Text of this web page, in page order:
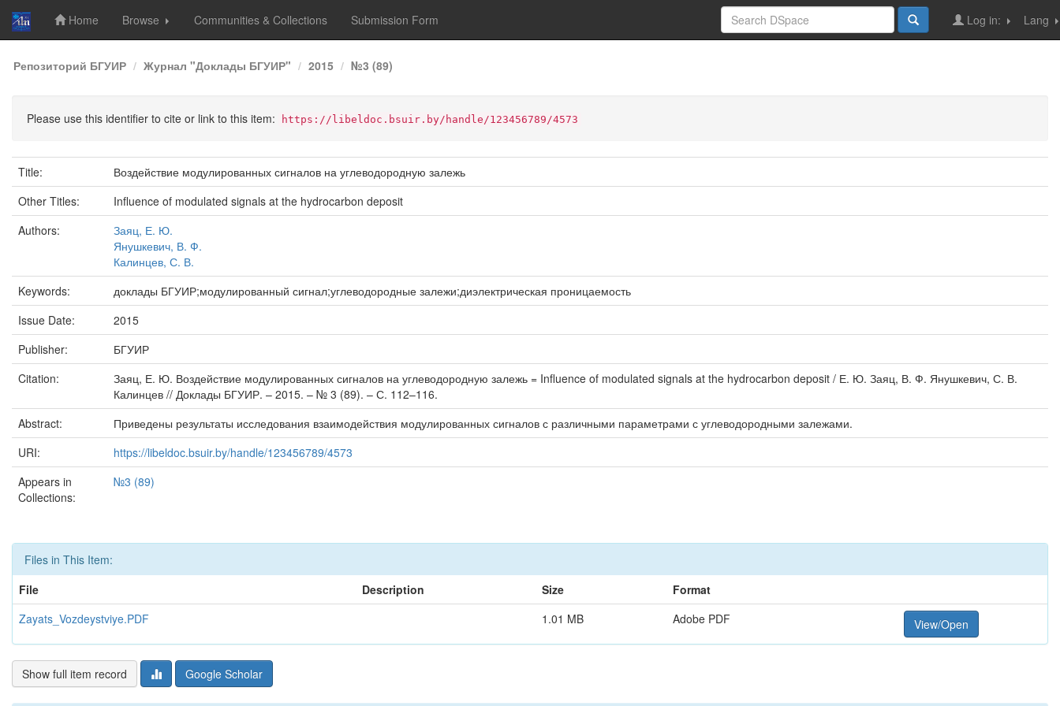
Skip
navigation
Home Browse Communities & Collections Submission Form Lang
Log in:
Репозиторий БГУИР Журнал "Доклады БГУИР" 2015 №3 (89)
Please use this identifier to cite or link to this item: https://libeldoc.bsuir.by/handle/123456789/4573
Title:
Воздействие модулированных сигналов на углеводородную залежь
Other Titles:
Influence of modulated signals at the hydrocarbon deposit
Authors:
Заяц, Е. Ю.
Янушкевич, В. Ф.
Калинцев, С. В.
Keywords:
доклады БГУИР;модулированный сигнал;углеводородные залежи;диэлектрическая проницаемость
Issue Date:
2015
Publisher:
БГУИР
Citation:
Заяц, Е. Ю. Воздействие модулированных сигналов на углеводородную залежь = Influence of modulated signals at the hydrocarbon deposit / Е. Ю. Заяц, В. Ф. Янушкевич, С. В.
Калинцев // Доклады БГУИР. – 2015. – № 3 (89). – С. 112–116.
Abstract:
Приведены результаты исследования взаимодействия модулированных сигналов с различными параметрами с углеводородными залежами.
URI:
https://libeldoc.bsuir.by/handle/123456789/4573
Appears in
Collections:
№3 (89)
Files in This Item:
File
Description Size
Format
Zayats_Vozdeystviye.PDF
1.01 MB Adobe PDF View/Open
Show full item record Google Scholar